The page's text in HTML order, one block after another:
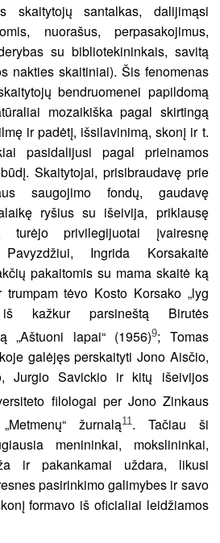
skaitytojų santalkas, dalijimąsi
nuorašus, perpasakojimus,
su bibliotekininkais, savitą
nakties skaitiniai). Šis fenomenas
bendruomenei papildomą
mozaikiška pagal skirtingą
ir padėtį, išsilavinimą, skonį ir t.
pasidalijusi pagal prieinamos
Skaitytojai, prisibraudavę prie
saugojimo fondų, gaudavę
ryšius su išeivija, priklausę
turėjo privilegijuotai įvairesnę
Ingrida Korsakaitė
pakaitomis su mama skaitė ką
tėvo Kosto Korsako „lyg
kažkur parsineštą Birutės
„Aštuoni lapai“ (1956)9; Tomas
galėjęs perskaityti Jono Aisčio,
Jurgio Savickio ir kitų išeivijos
filologai per Jono Zinkaus
žurnalą11. Tačiau ši
menininkai, mokslininkai,
ir pakankamai uždara, likusi
pasirinkimo galimybes ir savo
formavo iš oficialiai leidžiamos